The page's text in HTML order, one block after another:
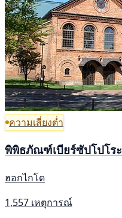
ความเสี่ยงต่ำ
พิพิธภัณฑ์เบียร์ซัปโปโระ
ฮอกไกโด
1,557 เหตุการณ์